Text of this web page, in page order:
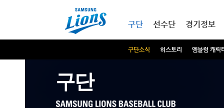
구단
구단소식 히스토리 엠블럼 캐릭
선수단 경기정보
구단